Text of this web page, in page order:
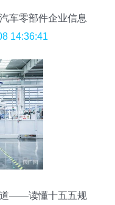
车零部件企业信息
14:36:41
道——读懂十五五规